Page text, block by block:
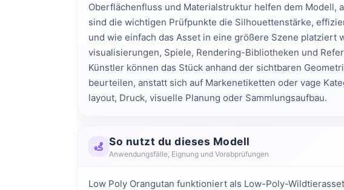
Oberflächen­fluss und Material­struktur helfen dem
sind die wichtigen Prüfpunkte die Silhouetten­stärke,
und wie einfach das Asset in eine größere Szene
visualisierungen, Spiele, Rendering-Bibliotheken und
Künstler können das Stück anhand der sichtbaren
beurteilen, anstatt sich auf Marken­etiketten oder vage
layout, Druck, visuelle Planung oder Sammlungs­aufbau.
So nutzt du dieses Modell
Anwendungsfälle, Eignung und Vorabprüfungen
Low Poly Orangutan funktioniert als Low-Poly-